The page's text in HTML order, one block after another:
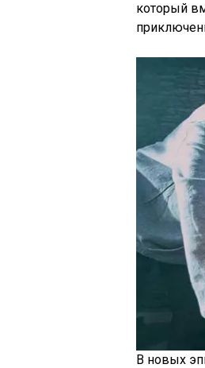
который
В новых